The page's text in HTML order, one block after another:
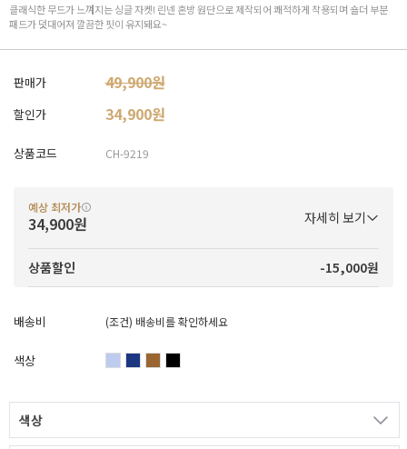
클래식한 무드가 느껴지는 싱글 자켓! 린넨 혼방 원단으로 제작되어 쾌적하게 착용되며 숄더 부분
패드가 덧대어져 깔끔한 핏이 유지돼요~
판매가 49,900원
할인가 34,900원
상품코드 CH-9219
예상 최저가
34,900원 자세히 보기
상품할인 -15,000원
배송비 (조건) 배송비를 확인하세요
색상
색상